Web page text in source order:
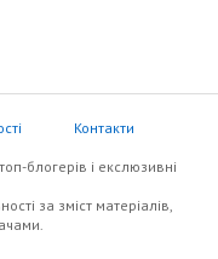
Контакти
блогерів i екслюзивнi
за зміст матеріалів,